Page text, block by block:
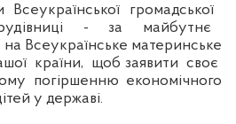
громадської
трудівниці - за майбутнє
Всеукраїнське материнське
країни, щоб заявити своє
погіршенню економічного
у державі.